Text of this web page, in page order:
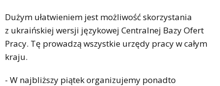
Dużym ułatwieniem jest możliwość skorzystania
z ukraińskiej wersji językowej Centralnej Bazy Ofert
Pracy. Tę prowadzą wszystkie urzędy pracy w całym
kraju.
- W najbliższy piątek organizujemy ponadto